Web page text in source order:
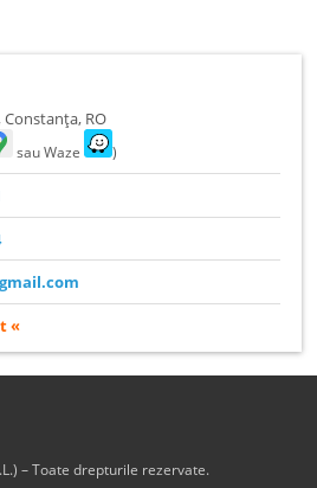
Constanța, RO
sau Waze )
«
– Toate drepturile rezervate.